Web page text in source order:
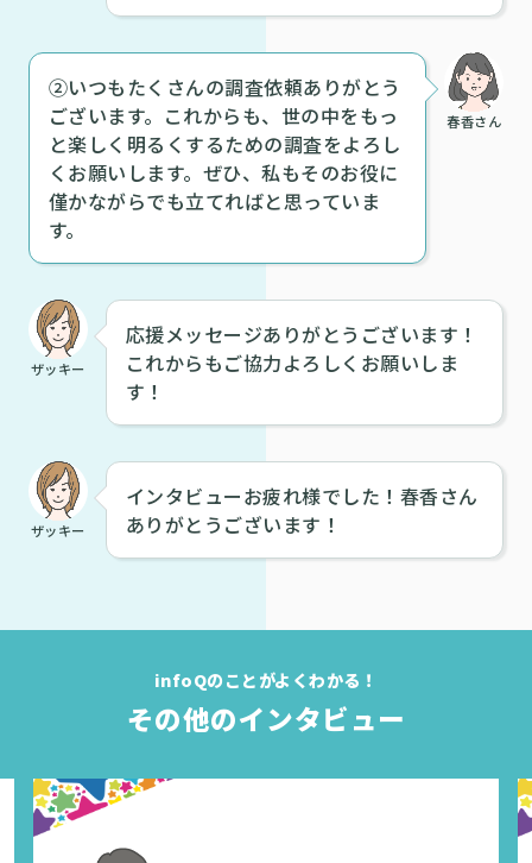
春香さん
②いつもたくさんの調査依頼ありがとう
ございます。これからも、世の中をもっ
と楽しく明るくするための調査をよろし
くお願いします。ぜひ、私もそのお役に
僅かながらでも立てればと思っていま
す。
ザッキー
応援メッセージありがとうございます！
これからもご協力よろしくお願いしま
す！
ザッキー
インタビューお疲れ様でした！春香さん
ありがとうございます！
infoQのことがよくわかる！
その他のインタビュー